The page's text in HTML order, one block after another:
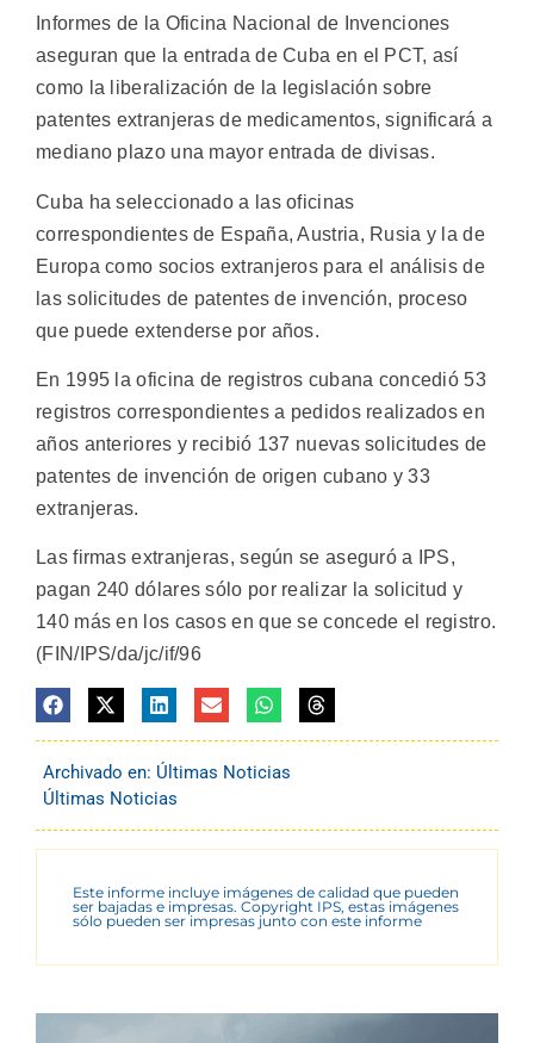
Informes de la Oficina Nacional de Invenciones
aseguran que la entrada de Cuba en el PCT, así
como la liberalización de la legislación sobre
patentes extranjeras de medicamentos, significará a
mediano plazo una mayor entrada de divisas.
Cuba ha seleccionado a las oficinas
correspondientes de España, Austria, Rusia y la de
Europa como socios extranjeros para el análisis de
las solicitudes de patentes de invención, proceso
que puede extenderse por años.
En 1995 la oficina de registros cubana concedió 53
registros correspondientes a pedidos realizados en
años anteriores y recibió 137 nuevas solicitudes de
patentes de invención de origen cubano y 33
extranjeras.
Las firmas extranjeras, según se aseguró a IPS,
pagan 240 dólares sólo por realizar la solicitud y
140 más en los casos en que se concede el registro.
(FIN/IPS/da/jc/if/96
Archivado en: Últimas Noticias
Últimas Noticias
Este informe incluye imágenes de calidad que pueden
ser bajadas e impresas. Copyright IPS, estas imágenes
sólo pueden ser impresas junto con este informe